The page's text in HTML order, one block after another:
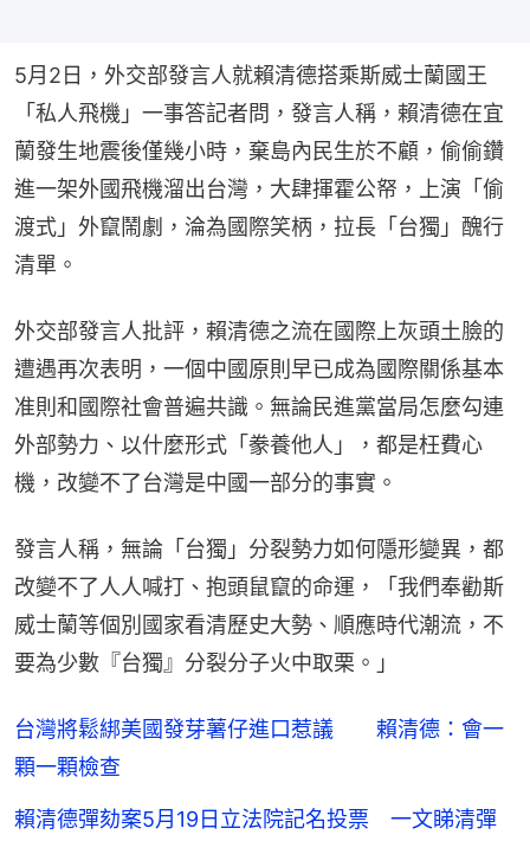
5月2日，外交部發言人就賴清德搭乘斯威士蘭國王
「私人飛機」一事答記者問，發言人稱，賴清德在宜
蘭發生地震後僅幾小時，棄島內民生於不顧，偷偷鑽
進一架外國飛機溜出台灣，大肆揮霍公帑，上演「偷
渡式」外竄鬧劇，淪為國際笑柄，拉長「台獨」醜行
清單。
外交部發言人批評，賴清德之流在國際上灰頭土臉的
遭遇再次表明，一個中國原則早已成為國際關係基本
准則和國際社會普遍共識。無論民進黨當局怎麼勾連
外部勢力、以什麼形式「豢養他人」，都是枉費心
機，改變不了台灣是中國一部分的事實。
發言人稱，無論「台獨」分裂勢力如何隱形變異，都
改變不了人人喊打、抱頭鼠竄的命運，「我們奉勸斯
威士蘭等個別國家看清歷史大勢、順應時代潮流，不
要為少數『台獨』分裂分子火中取栗。」
台灣將鬆綁美國發芽薯仔進口惹議 賴清德：會一
顆一顆檢查
賴清德彈劾案5月19日立法院記名投票 一文睇清彈